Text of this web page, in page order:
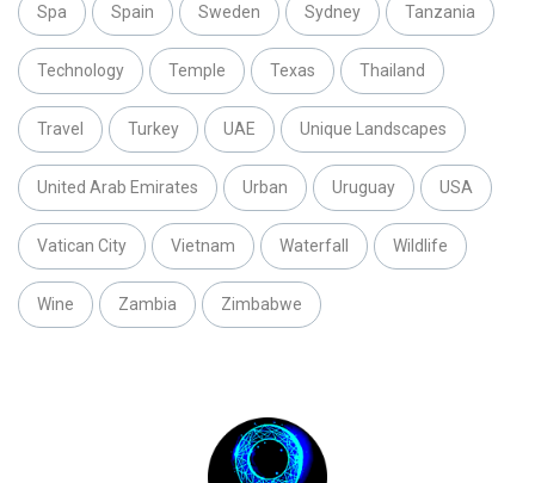
Spa Spain Sweden Sydney Tanzania
Technology Temple Texas Thailand
Travel Turkey UAE Unique Landscapes
United Arab Emirates Urban Uruguay USA
Vatican City Vietnam Waterfall Wildlife
Wine Zambia Zimbabwe